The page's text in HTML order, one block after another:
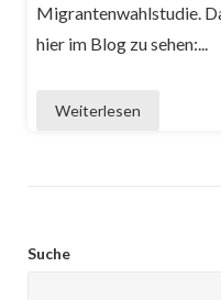
Migrantenwahlstudie.
hier im Blog zu sehen:...
Weiterlesen
Suche